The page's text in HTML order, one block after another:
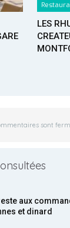
LES
sont
aux
et dinard